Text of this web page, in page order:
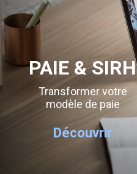
PAIE & SIRH
Transformer votre
modèle de paie
Découvrir